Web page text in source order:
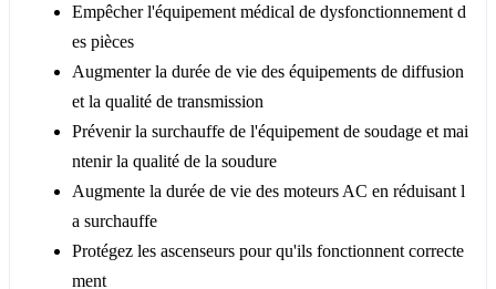
Empêcher l'équipement médical de dysfonctionnement d
es pièces
Augmenter la durée de vie des équipements de diffusion
et la qualité de transmission
Prévenir la surchauffe de l'équipement de soudage et mai
ntenir la qualité de la soudure
Augmente la durée de vie des moteurs AC en réduisant l
a surchauffe
Protégez les ascenseurs pour qu'ils fonctionnent correcte
ment